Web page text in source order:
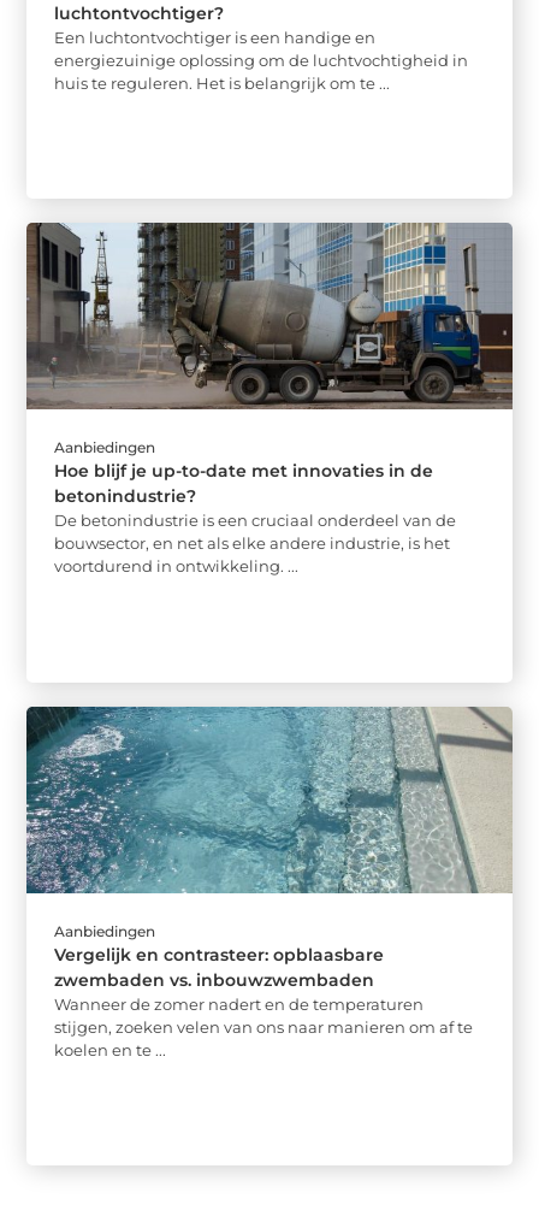
luchtontvochtiger?
Een luchtontvochtiger is een handige en
energiezuinige oplossing om de luchtvochtigheid in
huis te reguleren. Het is belangrijk om te ...
Aanbiedingen
Hoe blijf je up-to-date met innovaties in de
betonindustrie?
De betonindustrie is een cruciaal onderdeel van de
bouwsector, en net als elke andere industrie, is het
voortdurend in ontwikkeling. ...
Aanbiedingen
Vergelijk en contrasteer: opblaasbare
zwembaden vs. inbouwzwembaden
Wanneer de zomer nadert en de temperaturen
stijgen, zoeken velen van ons naar manieren om af te
koelen en te ...